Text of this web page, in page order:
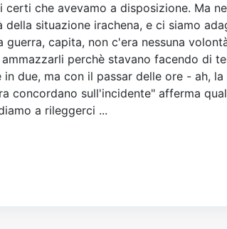
che avevamo a disposizione. Ma
situazione irachena, e ci siamo
capita, non c'era nessuna
perchè stavano facendo di
due, ma con il passar delle ore - ah,
sull'incidente" afferma
a rileggerci ...